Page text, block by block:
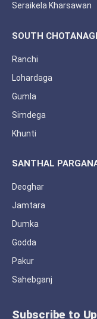
Seraikela Kharsawan
SOUTH
Ranchi
Lohardaga
Gumla
Simdega
Khunti
SANTHAL
Deoghar
Jamtara
Dumka
Godda
Pakur
Sahebganj
Subscribe to